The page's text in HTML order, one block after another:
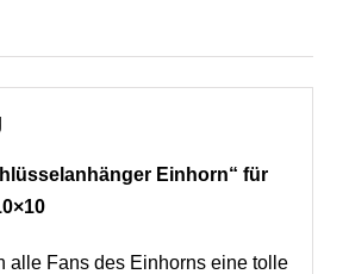
Einhorn“ für
alle Fans des Einhorns eine tolle